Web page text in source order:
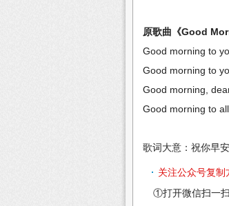
原歌曲《Good
Good morning to
Good morning to
Good morning,
Good morning to all
歌词大意：祝你早
关注公众号复制
①打开微信扫一